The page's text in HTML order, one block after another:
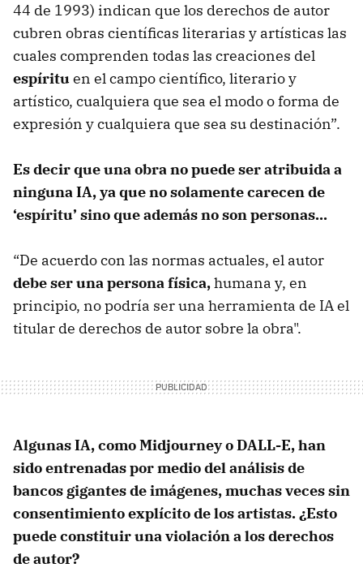
44 de 1993) indican que los derechos de autor
cubren obras científicas literarias y artísticas las
cuales comprenden todas las creaciones del
espírituen el campo científico, literario y
artístico, cualquiera que sea el modo o forma de
expresión y cualquiera que sea su destinación”.
Es decir que una obra no puede ser atribuida a
ninguna IA, ya que no solamente carecen de
‘espíritu’ sino que además no son personas...
“De acuerdo con las normas actuales, el autor
debe ser una persona física,humana y, en
principio, no podría ser una herramienta de IA el
titular de derechos de autor sobre la obra".
Algunas IA, como Midjourney o DALL-E, han
sido entrenadas por medio del análisis de
bancos gigantes de imágenes, muchas veces sin
consentimiento explícito de los artistas. ¿Esto
puede constituir una violación a los derechos
de autor?